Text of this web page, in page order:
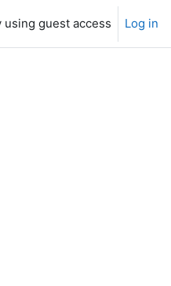
guest access Log in